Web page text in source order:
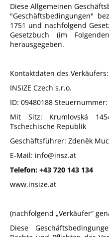
Diese Allgemeinen
"Geschäftsbedingungen"
1751 und nachfolgend
Gesetzbuch (im
herausgegeben.
Kontaktdaten des Verkäufers:
INSIZE Czech s.r.o.
ID: 09480188 Steuernummer:
Mit Sitz:
Krumlovská
Tschechische Republik
Geschäftsführer: Zdeněk
E-Mail: info@insz.at
Telefon: +43 720 143 134
www.insize.at
(nachfolgend „Verkäufer“
Diese
e
n
S
i
?
SUCHEN
W
i
r
m
p